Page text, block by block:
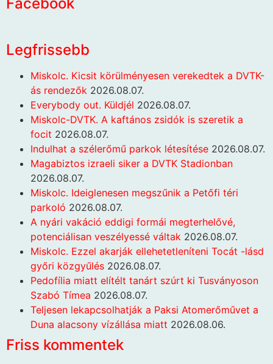
Legfrissebb
Miskolc. Kicsit körülményesen verekedtek a DVTK-
ás rendezők 2026.08.07.
Everybody out. Küldjél 2026.08.07.
Miskolc-DVTK. A kaftános zsidók is szeretik a
focit 2026.08.07.
Indulhat a szélerőmű parkok létesítése 2026.08.07.
Magabiztos izraeli siker a DVTK Stadionban
2026.08.07.
Miskolc. Ideiglenesen megszűnik a Petőfi téri
parkoló 2026.08.07.
A nyári vakáció eddigi formái megterhelővé,
potenciálisan veszélyessé váltak 2026.08.07.
Miskolc. Ezzel akarják ellehetetleníteni Tocát -lásd
győri közgyűlés 2026.08.07.
Pedofília miatt elítélt tanárt szúrt ki Tusványoson
Szabó Tímea 2026.08.07.
Teljesen lekapcsolhatják a Paksi Atomerőművet a
Duna alacsony vízállása miatt 2026.08.06.
Friss kommentek